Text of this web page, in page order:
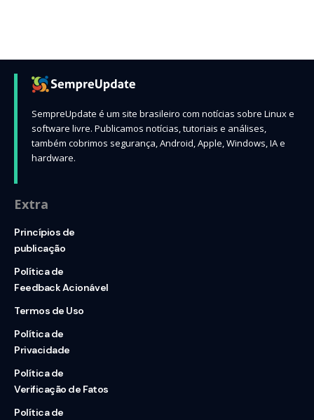
SempreUpdate é um site brasileiro com notícias sobre Linux e
software livre. Publicamos notícias, tutoriais e análises,
também cobrimos segurança, Android, Apple, Windows, IA e
hardware.
Extra
Princípios de
publicação
Política de
Feedback Acionável
Termos de Uso
Política de
Privacidade
Política de
Verificação de Fatos
Política de